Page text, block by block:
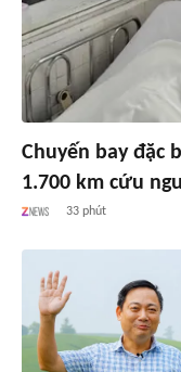
Chuyến bay đặc
1.700 km cứu
33 phút